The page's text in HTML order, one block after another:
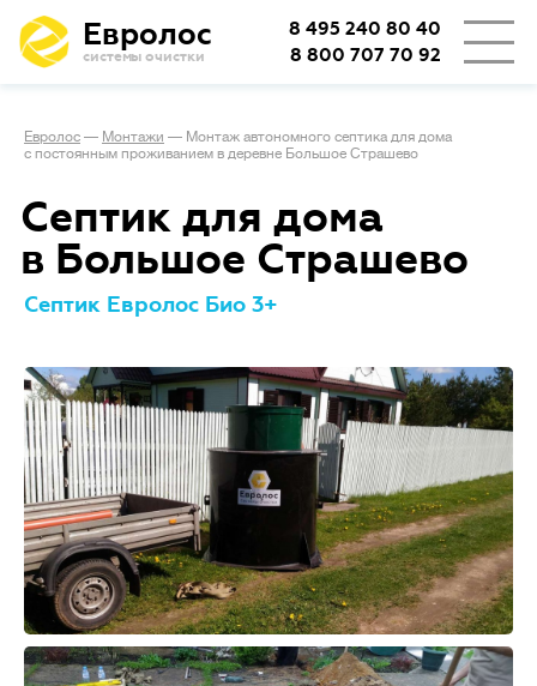
Евролос
системы очистки
8 495 240 80 40
8 800 707 70 92
Евролос — Монтажи — Монтаж автономного септика для дома
с постоянным проживанием в деревне Большое Страшево
Септик для дома
в Большое Страшево
Септик Евролос Био 3+